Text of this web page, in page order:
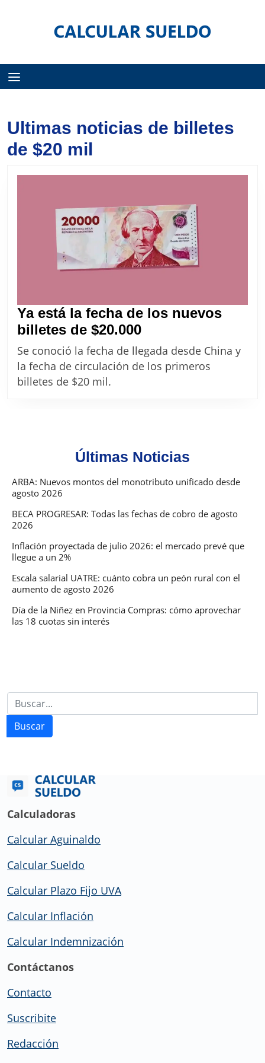
Ultimas noticias de billetes
de $20 mil
Ya está la fecha de los nuevos
billetes de $20.000Ya
está
la
de
$20.000
Se conoció la fecha de llegada desde China y
la fecha de circulación de los primeros
billetes de $20 mil.
Últimas Noticias
ARBA: Nuevos montos del monotributo unificado desde
agosto 2026
BECA PROGRESAR: Todas las fechas de cobro de agosto
2026
Inflación proyectada de julio 2026: el mercado prevé que
llegue a un 2%
Escala salarial UATRE: cuánto cobra un peón rural con el
aumento de agosto 2026
Día de la Niñez en Provincia Compras: cómo aprovechar
las 18 cuotas sin interés
Buscar
Calculadoras
Calcular Aguinaldo
Calcular Sueldo
Calcular Plazo Fijo UVA
Calcular Inflación
Calcular Indemnización
Contáctanos
Contacto
Suscribite
Redacción